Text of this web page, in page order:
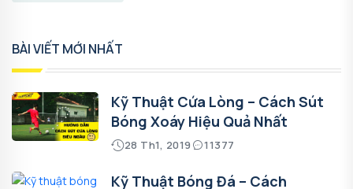
BÀI VIẾT MỚI NHẤT
Kỹ Thuật Cứa Lòng – Cách Sút
Bóng Xoáy Hiệu Quả Nhất
28 Th1, 2019 11377
Kỹ Thuật Bóng Đá – Cách